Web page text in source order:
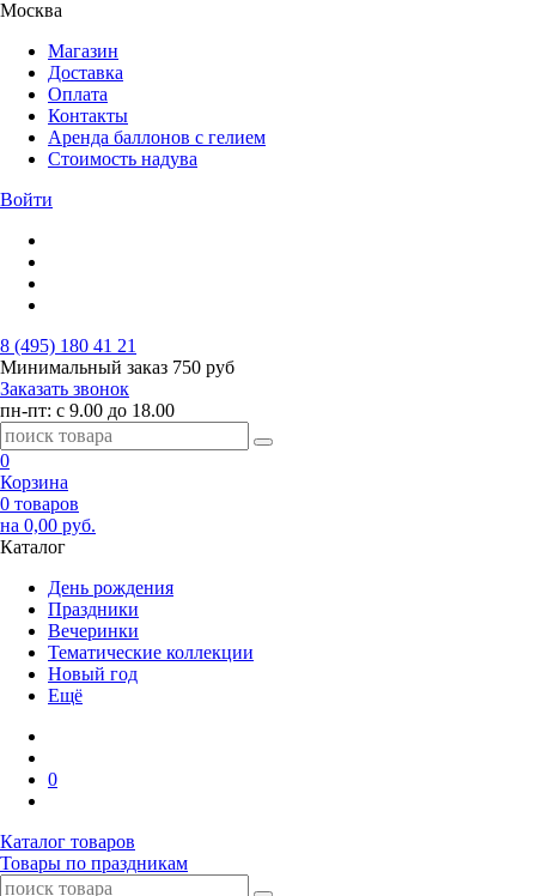
Москва
Магазин
Доставка
Оплата
Контакты
Аренда баллонов с гелием
Стоимость надува
Войти
8 (495) 180 41 21
Минимальный заказ 750 руб
Заказать звонок
пн-пт: с 9.00 до 18.00
0
Корзина
0 товаров
на 0,00 руб.
Каталог
День рождения
Праздники
Вечеринки
Тематические коллекции
Новый год
Ещё
0
Каталог товаров
Товары по праздникам